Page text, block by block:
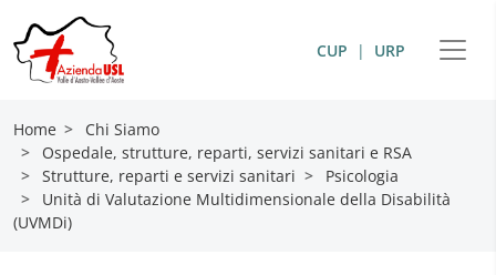
CUP | URP
Home >
Chi Siamo
>
Ospedale, strutture, reparti, servizi sanitari e RSA
> Strutture, reparti e servizi sanitari >
Psicologia
>
Unità di Valutazione Multidimensionale della Disabilità
(UVMDi)